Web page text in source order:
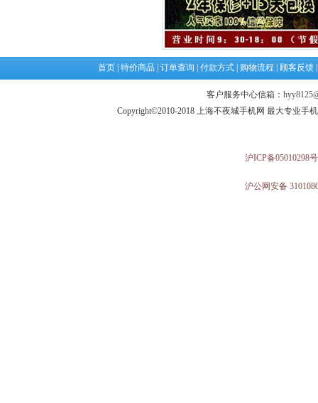
首页 特价商品 订单查询 付款方式 购物流程 顾客反馈
客户服务中心信箱：
Copyright©2010-2018 上海不夜城手机网 最大专业手
沪ICP备05010298号
沪公网安备